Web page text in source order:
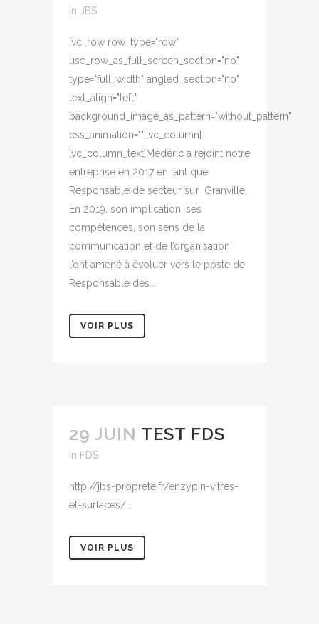
in JBS
[vc_row row_type="row"
use_row_as_full_screen_section="no"
type="full_width" angled_section="no"
text_align="left"
background_image_as_pattern="without_pattern"
css_animation=""][vc_column]
[vc_column_text]Médéric a rejoint notre
entreprise en 2017 en tant que
Responsable de secteur sur Granville.
En 2019, son implication, ses
compétences, son sens de la
communication et de l’organisation
l’ont amené à évoluer vers le poste de
Responsable des...
VOIR PLUS
29 JUIN TEST FDS
in FDS
http://jbs-proprete.fr/enzypin-vitres-
et-surfaces/...
VOIR PLUS